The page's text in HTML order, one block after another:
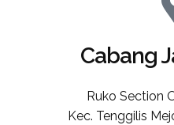
Cabang
Ruko Section
Kec. Tenggilis